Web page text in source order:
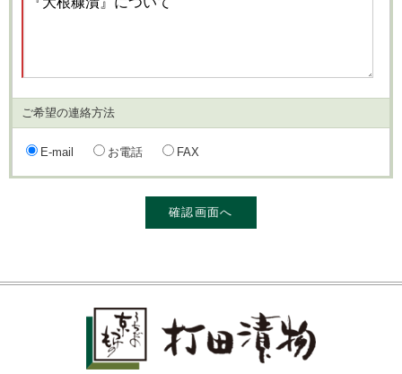
ご希望の連絡方法
E-mail お電話 FAX